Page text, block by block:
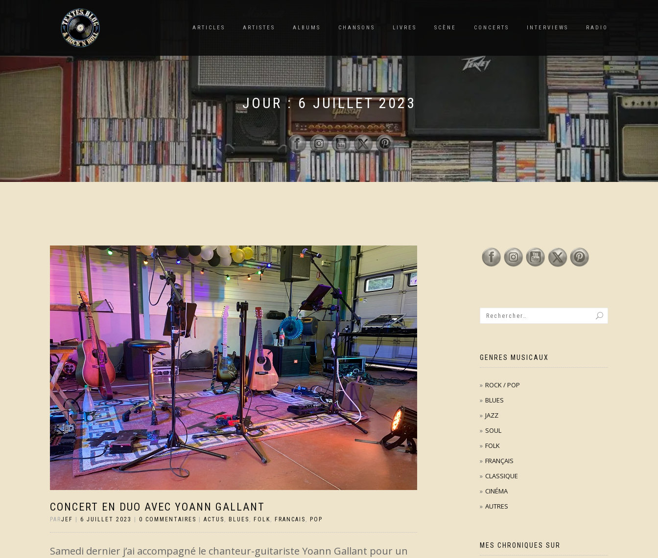
ARTICLES ARTISTES ALBUMS CHANSONS LIVRES SCÈNE CONCERTS INTERVIEWS RADIO
JOUR :6 JUILLET 2023
CONCERT EN DUO AVEC YOANN GALLANT
PARJEF 6 JUILLET 2023 0 COMMENTAIRES ACTUS , BLUES , FOLK, FRANCAIS , POP
Samedi dernier j’ai accompagné le chanteur-guitariste Yoann Gallant pour un
GENRES MUSICAUX
ROCK / POP
BLUES
JAZZ
SOUL
FOLK
FRANÇAIS
CLASSIQUE
CINÉMA
AUTRES
MES CHRONIQUES SUR